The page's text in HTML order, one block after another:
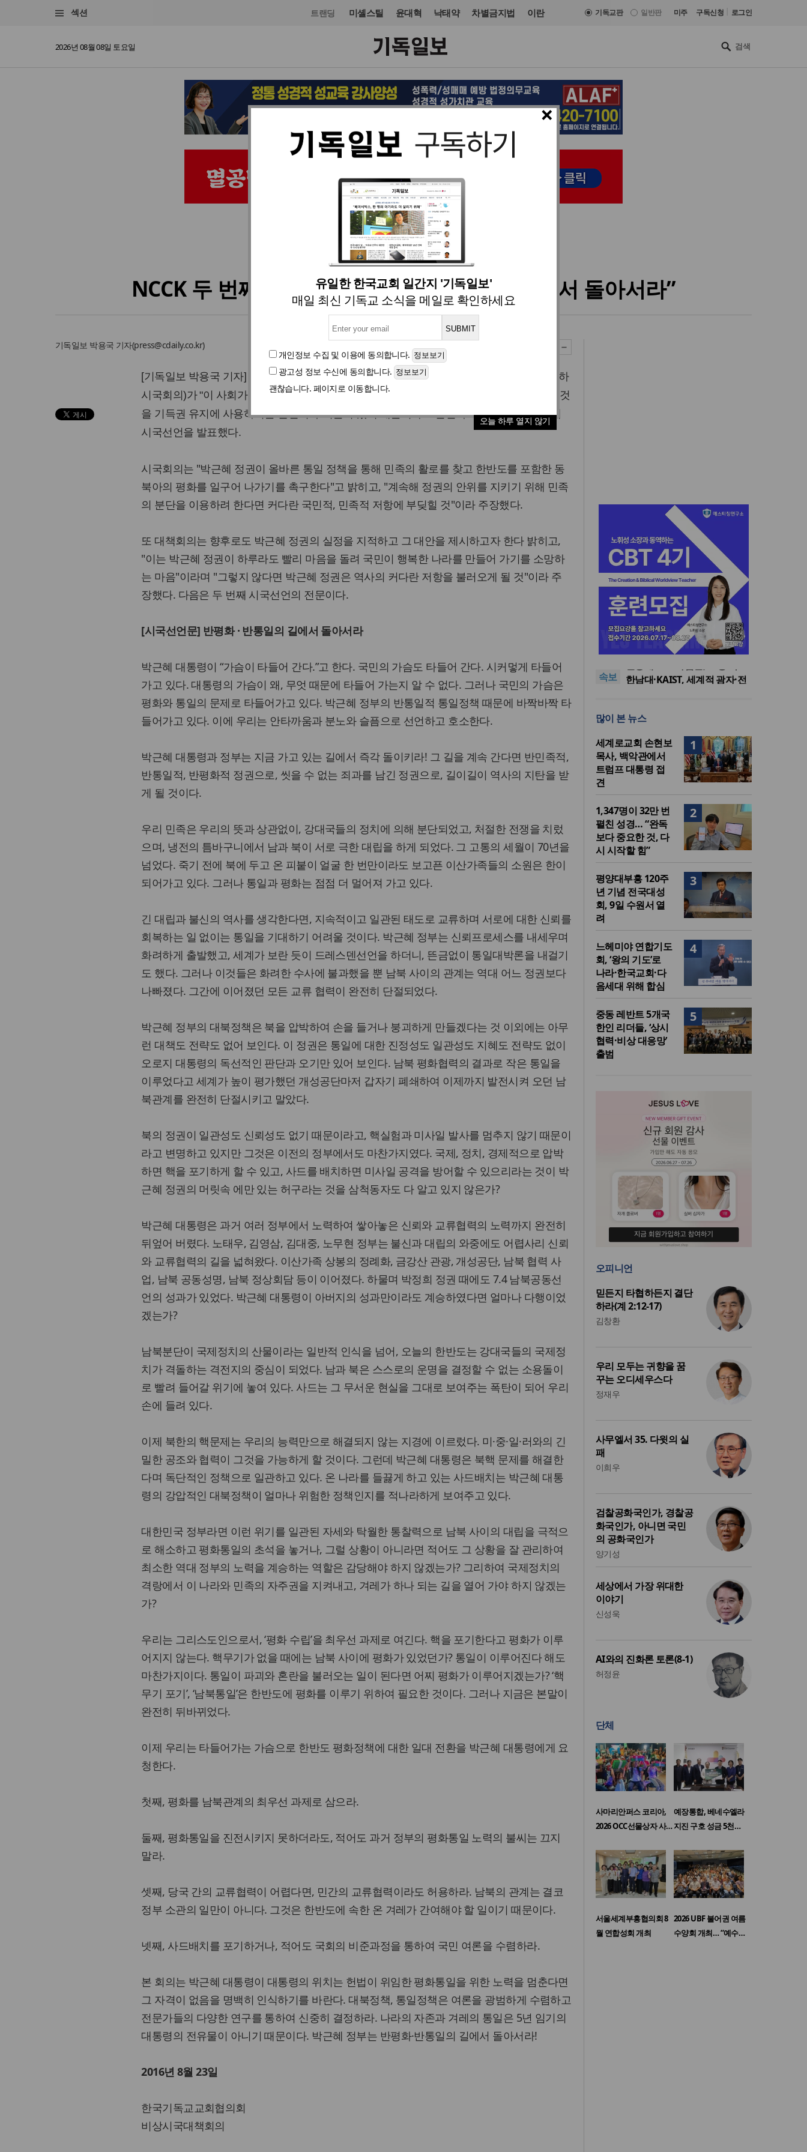
섹션 트랜딩 미셸스틸 윤대혁 낙태약 차별금지법 이란 기독교판 일반판 미주 구독신청 로그인
2026년 08월 08일 토요일
×
유일한 한국교회 일간지 '기독일보'
매일 최신 기독교 소식을 메일로 확인하세요
개인정보 수집 및 이용에 동의합니다.
광고성 정보 수신에 동의합니다.
괜찮습니다. 페이지로 이동합니다.
오늘 하루 열지 않기
교회일반 칼럼 입력 2016. 08. 23 12:00
NCCK 두 번째 시국선언 “반평화·반통일의 길에서 돌아서라”
기독일보 박용국 기자(press@cdaily.co.kr)
[기독일보 박용국 기자] 한국기독교교회협의회 비상시국대책회의(상임의장 김상근 목사, 이하
시국회의)가 "이 사회가 가지고 있는 많은 부조리가 분단 상황을 극복하지 못하고 있으며, 그것
을 기득권 유지에 사용하려는 일단의 무리들이 있기 때문이라고 판단하고 있다"면서 두 번째
시국선언을 발표했다.
시국회의는 "박근혜 정권이 올바른 통일 정책을 통해 민족의 활로를 찾고 한반도를 포함한 동
북아의 평화를 일구어 나가기를 촉구한다"고 밝히고, "계속해 정권의 안위를 지키기 위해 민족
의 분단을 이용하려 한다면 커다란 국민적, 민족적 저항에 부딪힐 것"이라 주장했다.
또 대책회의는 향후로도 박근혜 정권의 실정을 지적하고 그 대안을 제시하고자 한다 밝히고,
"이는 박근혜 정권이 하루라도 빨리 마음을 돌려 국민이 행복한 나라를 만들어 가기를 소망하
는 마음"이라며 "그렇지 않다면 박근혜 정권은 역사의 커다란 저항을 불러오게 될 것"이라 주
장했다. 다음은 두 번째 시국선언의 전문이다.
[시국선언문] 반평화 · 반통일의 길에서 돌아서라
박근혜 대통령이 “가슴이 타들어 간다.”고 한다. 국민의 가슴도 타들어 간다. 시커멓게 타들어
가고 있다. 대통령의 가슴이 왜, 무엇 때문에 타들어 가는지 알 수 없다. 그러나 국민의 가슴은
평화와 통일의 문제로 타들어가고 있다. 박근혜 정부의 반통일적 통일정책 때문에 바짝바짝 타
들어가고 있다. 이에 우리는 안타까움과 분노와 슬픔으로 선언하고 호소한다.
박근혜 대통령과 정부는 지금 가고 있는 길에서 즉각 돌이키라! 그 길을 계속 간다면 반민족적,
반통일적, 반평화적 정권으로, 씻을 수 없는 죄과를 남긴 정권으로, 길이길이 역사의 지탄을 받
게 될 것이다.
우리 민족은 우리의 뜻과 상관없이, 강대국들의 정치에 의해 분단되었고, 처절한 전쟁을 치렀
으며, 냉전의 틈바구니에서 남과 북이 서로 극한 대립을 하게 되었다. 그 고통의 세월이 70년을
넘었다. 죽기 전에 북에 두고 온 피붙이 얼굴 한 번만이라도 보고픈 이산가족들의 소원은 한이
되어가고 있다. 그러나 통일과 평화는 점점 더 멀어져 가고 있다.
긴 대립과 불신의 역사를 생각한다면, 지속적이고 일관된 태도로 교류하며 서로에 대한 신뢰를
회복하는 일 없이는 통일을 기대하기 어려울 것이다. 박근혜 정부는 신뢰프로세스를 내세우며
화려하게 출발했고, 세계가 보란 듯이 드레스덴선언을 하더니, 뜬금없이 통일대박론을 내걸기
도 했다. 그러나 이것들은 화려한 수사에 불과했을 뿐 남북 사이의 관계는 역대 어느 정권보다
나빠졌다. 그간에 이어졌던 모든 교류 협력이 완전히 단절되었다.
박근혜 정부의 대북정책은 북을 압박하여 손을 들거나 붕괴하게 만들겠다는 것 이외에는 아무
런 대책도 전략도 없어 보인다. 이 정권은 통일에 대한 진정성도 일관성도 지혜도 전략도 없이
오로지 대통령의 독선적인 판단과 오기만 있어 보인다. 남북 평화협력의 결과로 작은 통일을
이루었다고 세계가 높이 평가했던 개성공단마저 갑자기 폐쇄하여 이제까지 발전시켜 오던 남
북관계를 완전히 단절시키고 말았다.
북의 정권이 일관성도 신뢰성도 없기 때문이라고, 핵실험과 미사일 발사를 멈추지 않기 때문이
라고 변명하고 있지만 그것은 이전의 정부에서도 마찬가지였다. 국제, 정치, 경제적으로 압박
하면 핵을 포기하게 할 수 있고, 사드를 배치하면 미사일 공격을 방어할 수 있으리라는 것이 박
근혜 정권의 머릿속 에만 있는 허구라는 것을 삼척동자도 다 알고 있지 않은가?
박근혜 대통령은 과거 여러 정부에서 노력하여 쌓아놓은 신뢰와 교류협력의 노력까지 완전히
뒤엎어 버렸다. 노태우, 김영삼, 김대중, 노무현 정부는 불신과 대립의 와중에도 어렵사리 신뢰
와 교류협력의 길을 넓혀왔다. 이산가족 상봉의 정례화, 금강산 관광, 개성공단, 남북 협력 사
업, 남북 공동성명, 남북 정상회담 등이 이어졌다. 하물며 박정희 정권 때에도 7.4 남북공동선
언의 성과가 있었다. 박근혜 대통령이 아버지의 성과만이라도 계승하였다면 얼마나 다행이었
겠는가?
남북분단이 국제정치의 산물이라는 일반적 인식을 넘어, 오늘의 한반도는 강대국들의 국제정
치가 격돌하는 격전지의 중심이 되었다. 남과 북은 스스로의 운명을 결정할 수 없는 소용돌이
로 빨려 들어갈 위기에 놓여 있다. 사드는 그 무서운 현실을 그대로 보여주는 폭탄이 되어 우리
손에 들려 있다.
이제 북한의 핵문제는 우리의 능력만으로 해결되지 않는 지경에 이르렀다. 미·중·일·러와의 긴
밀한 공조와 협력이 그것을 가능하게 할 것이다. 그런데 박근혜 대통령은 북핵 문제를 해결한
다며 독단적인 정책으로 일관하고 있다. 온 나라를 들끓게 하고 있는 사드배치는 박근혜 대통
령의 강압적인 대북정책이 얼마나 위험한 정책인지를 적나라하게 보여주고 있다.
대한민국 정부라면 이런 위기를 일관된 자세와 탁월한 통찰력으로 남북 사이의 대립을 극적으
로 해소하고 평화통일의 초석을 놓거나, 그럴 상황이 아니라면 적어도 그 상황을 잘 관리하여
최소한 역대 정부의 노력을 계승하는 역할은 감당해야 하지 않겠는가? 그리하여 국제정치의
격랑에서 이 나라와 민족의 자주권을 지켜내고, 겨레가 하나 되는 길을 열어 가야 하지 않겠는
가?
우리는 그리스도인으로서, ‘평화 수립’을 최우선 과제로 여긴다. 핵을 포기한다고 평화가 이루
어지지 않는다. 핵무기가 없을 때에는 남북 사이에 평화가 있었던가? 통일이 이루어진다 해도
마찬가지이다. 통일이 파괴와 혼란을 불러오는 일이 된다면 어찌 평화가 이루어지겠는가? ‘핵
무기 포기’, ‘남북통일’은 한반도에 평화를 이루기 위하여 필요한 것이다. 그러나 지금은 본말이
완전히 뒤바뀌었다.
이제 우리는 타들어가는 가슴으로 한반도 평화정책에 대한 일대 전환을 박근혜 대통령에게 요
청한다.
첫째, 평화를 남북관계의 최우선 과제로 삼으라.
둘째, 평화통일을 진전시키지 못하더라도, 적어도 과거 정부의 평화통일 노력의 불씨는 끄지
말라.
셋째, 당국 간의 교류협력이 어렵다면, 민간의 교류협력이라도 허용하라. 남북의 관계는 결코
정부 소관의 일만이 아니다. 그것은 한반도에 속한 온 겨레가 간여해야 할 일이기 때문이다.
넷째, 사드배치를 포기하거나, 적어도 국회의 비준과정을 통하여 국민 여론을 수렴하라.
본 회의는 박근혜 대통령이 대통령의 위치는 헌법이 위임한 평화통일을 위한 노력을 멈춘다면
그 자격이 없음을 명백히 인식하기를 바란다. 대북정책, 통일정책은 여론을 광범하게 수렴하고
전문가들의 다양한 연구를 통하여 신중히 결정하라. 나라의 자존과 겨레의 통일은 5년 임기의
대통령의 전유물이 아니기 때문이다. 박근혜 정부는 반평화·반통일의 길에서 돌아서라!
2016년 8월 23일
한국기독교교회협의회
비상시국대책회의
속보
느헤미야 연합기도회, ‘왕의 기
도’로 나라·한국교회·다음세대
세기총 “자유를 지키며 하나 된
시장 담은 로컬 매거진 ‘포항집’
한남대·KAIST, 세계적 광자·전
도’로 나라·한국교회·다음세대
세기총 “자유를 지키며 하나 된
희망의 미래를 향하여”
많이 본 뉴스
1
세계로교회 손현보
목사, 백악관에서
트럼프 대통령 접
견
2
1,347명이 32만 번
펼친 성경… “완독
보다 중요한 것, 다
시 시작할 힘”
3
평양대부흥 120주
년 기념 전국대성
회, 9일 수원서 열
려
4
느헤미야 연합기도
회, ‘왕의 기도’로
나라·한국교회·다
음세대 위해 합심
5
중동 레반트 5개국
한인 리더들, ‘상시
협력·비상 대응망’
출범
오피니언
믿든지 타협하든지 결단
하라(계 2:12-17)
김창환
우리 모두는 귀향을 꿈
꾸는 오디세우스다
정재우
사무엘서 35. 다윗의 실
패
이희우
검찰공화국인가, 경찰공
화국인가, 아니면 국민
의 공화국인가
양기성
세상에서 가장 위대한
이야기
신성욱
AI와의 진화론 토론(8-1)
허정윤
단체
사마리안퍼스 코리아,
2026 OCC선물상자 사…
예장통합, 베네수엘라
지진 구호 성금 5천…
서울세계부흥협의회 8
월 연합성회 개최
2026 UBF 불어권 여름
수양회 개최… “예수…